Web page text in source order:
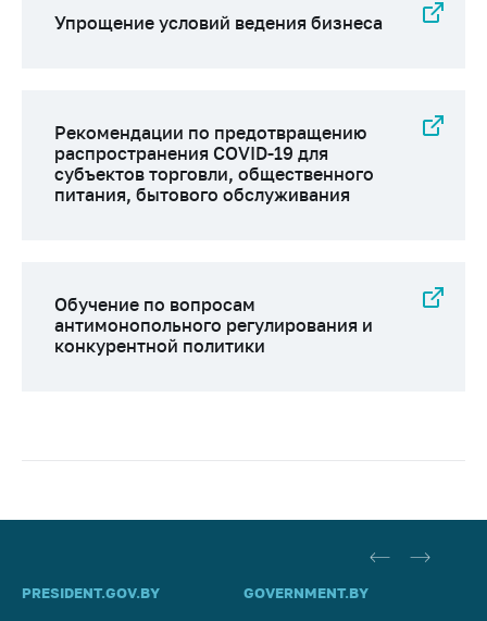
Упрощение условий ведения бизнеса
Рекомендации по предотвращению
распространения COVID-19 для
субъектов торговли, общественного
питания, бытового обслуживания
Обучение по вопросам
антимонопольного регулирования и
конкурентной политики
PRESIDENT.GOV.BY GOVERNMENT.BY